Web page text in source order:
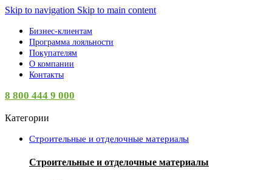
Skip to navigation Skip to main content
Бизнес-клиентам
Программа лояльности
Покупателям
О компании
Контакты
8 800 444 9 000
Категории
Строительные и отделочные материалы
Строительные и отделочные материалы